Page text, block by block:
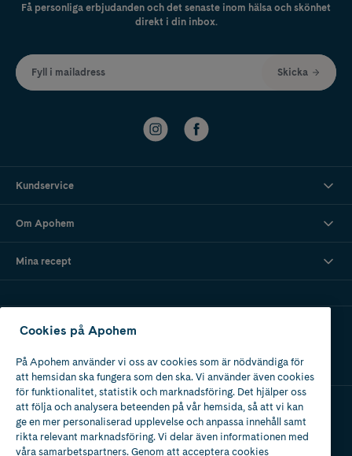
Få personliga erbjudanden och det senaste inom hälsa och skönhet
direkt i din inbox.
Fyll i mailadress Skicka
Kundservice
Om Apohem
Mina recept
Ladda ner vår app
Apotek med tillstånd
av Läkemedelsverket
Cookies på Apohem
På Apohem använder vi oss av cookies som är nödvändiga för
att hemsidan ska fungera som den ska. Vi använder även cookies
för funktionalitet, statistik och marknadsföring. Det hjälper oss
att följa och analysera beteenden på vår hemsida, så att vi kan
ge en mer personaliserad upplevelse och anpassa innehåll samt
rikta relevant marknadsföring. Vi delar även informationen med
våra samarbetspartners. Genom att acceptera cookies